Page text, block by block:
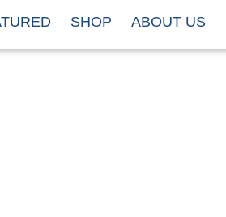
SHOP ABOUT US